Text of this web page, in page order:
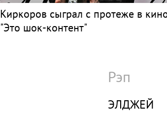
Киркоров сыграл с протеже в
"Это шок-контент"
Рэп
ЭЛДЖЕЙ